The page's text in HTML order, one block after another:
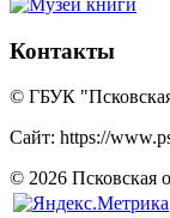
Контакты
© ГБУК "Псковская
Сайт: https://
© 2026 Псковская